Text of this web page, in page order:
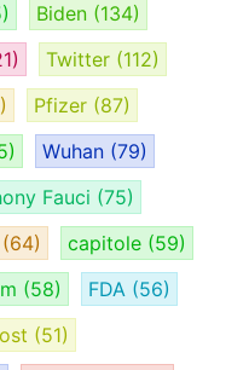
Biden (134)
Twitter (112)
Pfizer (87)
Wuhan (79)
Fauci (75)
(64) capitole (59)
(58) FDA (56)
(51)